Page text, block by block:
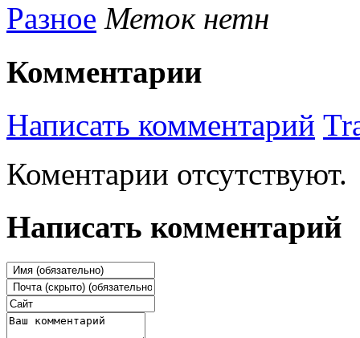
Разное Меток нетн
Комментарии
Написать комментарий
Коментарии отсутствуют.
Написать комментарий